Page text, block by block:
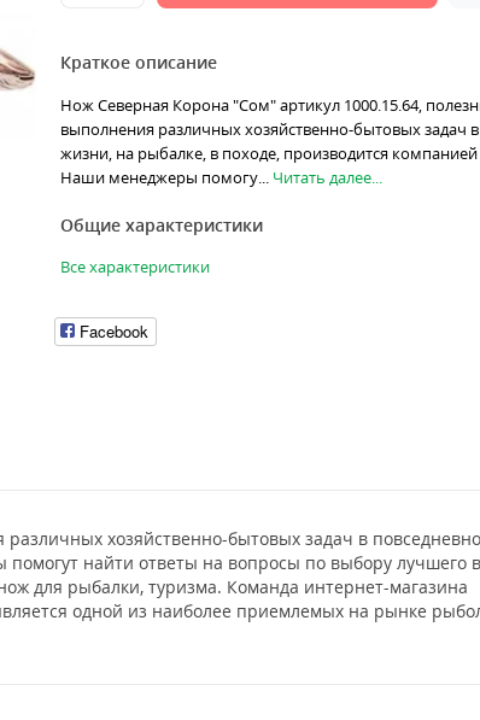
Краткое описание
Нож Северная Корона "Сом" артикул 1000.15.64,
выполнения различных хозяйственно-бытовых задач
жизни, на рыбалке, в походе, производится
Наши менеджеры помогу... Читать далее...
Общие характеристики
Все характеристики
Facebook
хозяйственно-бытовых задач в
найти ответы на вопросы по выбору лучшего
для рыбалки, туризма. Команда интернет-магазина
одной из наиболее приемлемых на рынке